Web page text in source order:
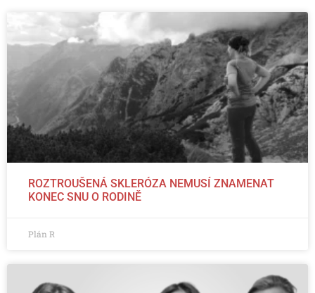
ROZTROUŠENÁ SKLERÓZA NEMUSÍ ZNAMENAT
KONEC SNU O RODINĚ
Plán R